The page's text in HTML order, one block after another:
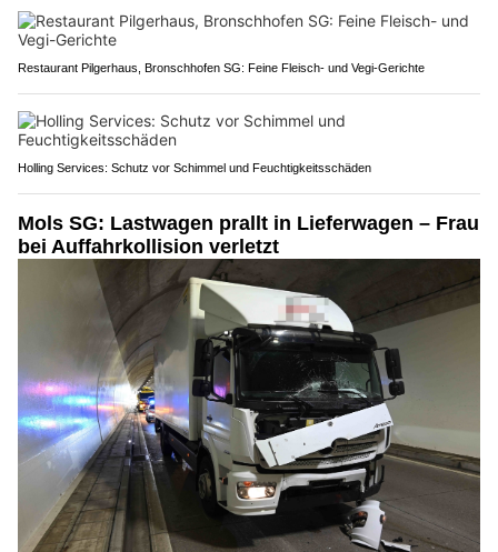
Restaurant Pilgerhaus, Bronschhofen SG: Feine Fleisch- und Vegi-Gerichte
Holling Services: Schutz vor Schimmel und Feuchtigkeitsschäden
Mols SG: Lastwagen prallt in Lieferwagen – Frau
bei Auffahrkollision verletzt